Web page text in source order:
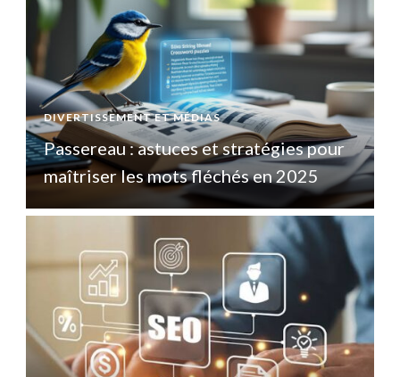
DIVERTISSEMENT ET MÉDIAS
Passereau : astuces et stratégies pour
maîtriser les mots fléchés en 2025